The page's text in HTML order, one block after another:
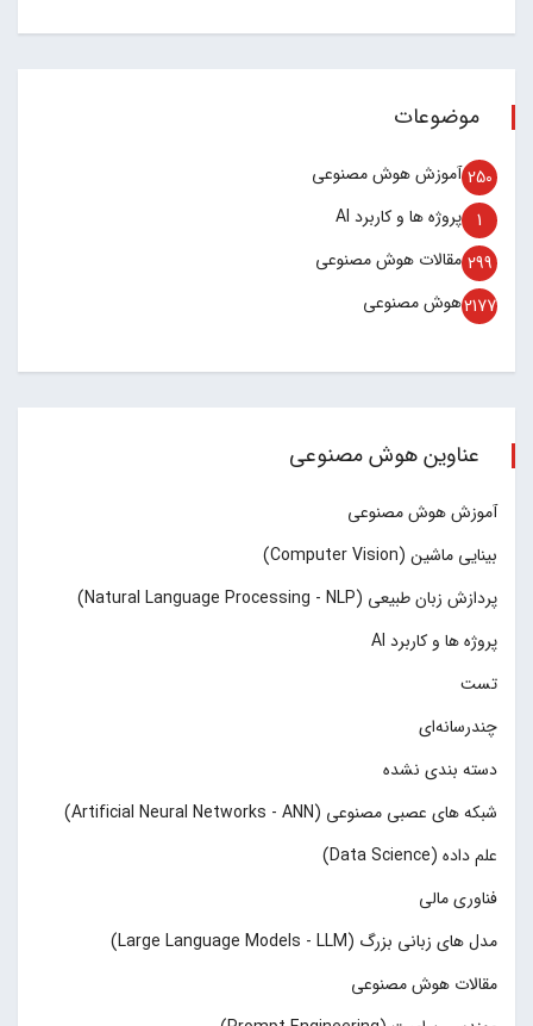
موضوعات
آموزش هوش مصنوعی 250
پروژه ها و کاربرد AI 1
مقالات هوش مصنوعی 299
هوش مصنوعی2177
عناوین هوش مصنوعی
آموزش هوش مصنوعی
بینایی ماشین (Computer Vision)
پردازش زبان طبیعی (Natural Language Processing - NLP)
پروژه ها و کاربرد AI
تست
چند‌‌رسانه‌ای
دسته بندی نشده
شبکه های عصبی مصنوعی (Artificial Neural Networks - ANN)
علم داده (Data Science)
فناوری مالی
مدل های زبانی بزرگ (Large Language Models - LLM)
مقالات هوش مصنوعی